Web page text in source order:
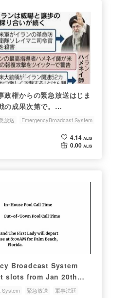
政権からの緊急放送はじま
成果次第で。
start ?, if
放送
EmergencyBroadcast System
ン
4.14 ALIS
0.00 ALIS
Broadcast System
slots from Jan 20th
eastern
System 緊急放送
軍事法廷